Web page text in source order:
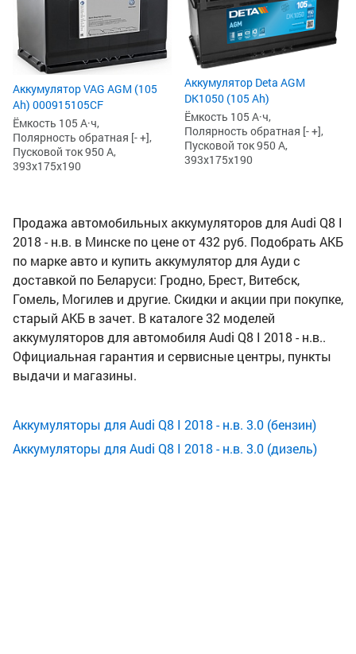
Аккумулятор VAG AGM (105
Ah) 000915105CF
Ёмкость 105 А·ч,
Полярность обратная [- +],
Пусковой ток 950 А,
393x175x190
Аккумулятор Deta AGM
DK1050 (105 Ah)
Ёмкость 105 А·ч,
Полярность обратная [- +],
Пусковой ток 950 А,
393x175x190
Продажа автомобильных аккумуляторов для Audi Q8 I
2018 - н.в. в Минске по цене от 432 руб. Подобрать АКБ
по марке авто и купить аккумулятор для Ауди с
доставкой по Беларуси: Гродно, Брест, Витебск,
Гомель, Могилев и другие. Скидки и акции при покупке,
старый АКБ в зачет. В каталоге 32 моделей
аккумуляторов для автомобиля Audi Q8 I 2018 - н.в..
Официальная гарантия и сервисные центры, пункты
выдачи и магазины.
Аккумуляторы для Audi Q8 I 2018 - н.в. 3.0 (бензин)
Аккумуляторы для Audi Q8 I 2018 - н.в. 3.0 (дизель)